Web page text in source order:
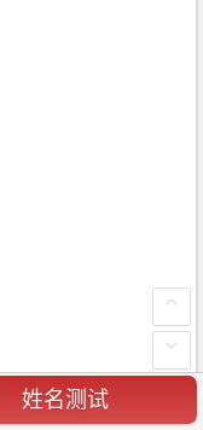
姓名测试